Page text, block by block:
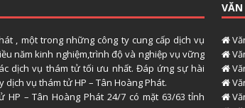
, một trong những công ty cung cấp dịch vụ
năm kinh nghiệm,trình độ và nghiệp vụ vững
dịch vụ thám tử tối ưu nhất. Đáp ứng sự hài
vụ thám tử HP – Tân Hoàng Phát.
– Tân Hoàng Phát 24/7 có mặt 63/63 tỉnh
VĂN